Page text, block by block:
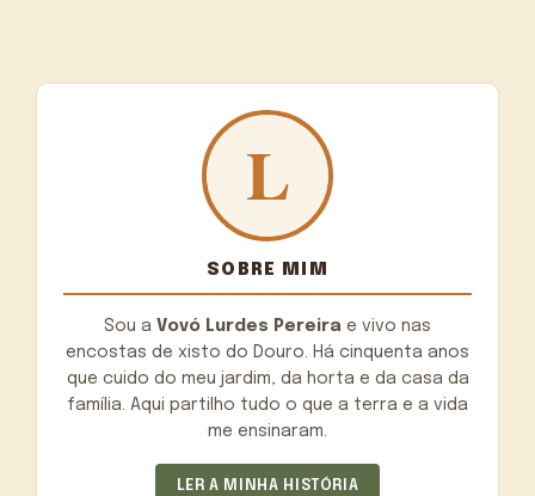
SOBRE MIM
Sou a Vovó Lurdes Pereira e vivo nas
encostas de xisto do Douro. Há cinquenta anos
que cuido do meu jardim, da horta e da casa da
família. Aqui partilho tudo o que a terra e a vida
me ensinaram.
LER A MINHA HISTÓRIA